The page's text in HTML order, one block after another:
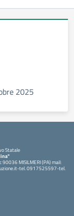
2025
Statale
90036 MISILMERI (PA) mail:
tel. 0917525597-tel.